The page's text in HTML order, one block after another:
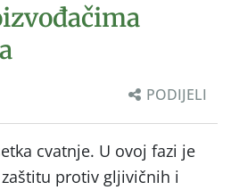
PODIJELI
cvatnje. U ovoj fazi je
protiv gljivičnih i